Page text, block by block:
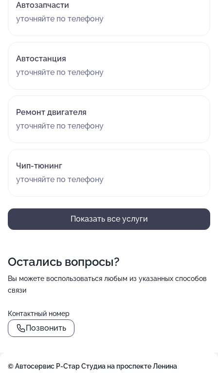
Автозапчасти
уточняйте по телефону
Автостанция
уточняйте по телефону
Ремонт двигателя
уточняйте по телефону
Чип-тюнинг
уточняйте по телефону
Показать все услуги
Остались вопросы?
Вы можете воспользоваться любым из указанных способов
связи
Контактный номер
Позвонить
© Автосервис Р-Стар Студиа на проспекте Ленина